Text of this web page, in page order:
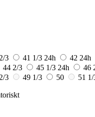
3 41 1/3 24h 42 24h
44 2/3 45 1/3 24h 46
3 49 1/3 50 51 1/